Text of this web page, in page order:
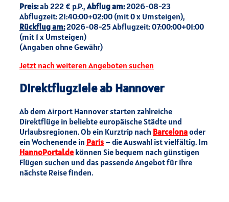
Preis:ab 222 € p.P., Abflug am:2026-08-23
Abflugzeit: 21:40:00+02:00 (mit 0 x Umsteigen),
Rückflug am:2026-08-25 Abflugzeit: 07:00:00+01:00
(mit 1 x Umsteigen)
(Angaben ohne Gewähr)
Jetzt nach weiteren Angeboten suchen
Direktflugziele ab Hannover
Ab dem Airport Hannover starten zahlreiche
Direktflüge in beliebte europäische Städte und
Urlaubsregionen. Ob ein Kurztrip nach Barcelonaoder
ein Wochenende in Paris – die Auswahl ist vielfältig. Im
HannoPortal.dekönnen Sie bequem nach günstigen
Flügen suchen und das passende Angebot für Ihre
nächste Reise finden.